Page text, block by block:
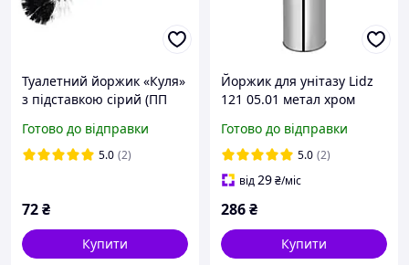
Туалетний йоржик «Куля»
з підставкою сірий (ПП
Готово до відправки
5.0 (2)
72₴
Купити
Йоржик для унітазу Lidz
121 05.01 метал хром
Готово до відправки
5.0 (2)
від29₴/міс
286₴
Купити